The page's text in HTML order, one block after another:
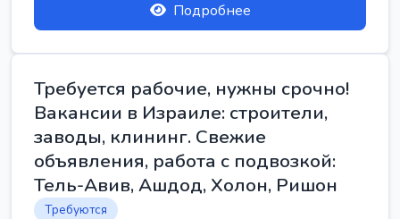
Подробнее
Требуется рабочие, нужны срочно!
Вакансии в Израиле: строители,
заводы, клининг. Свежие
объявления, работа с подвозкой:
Тель-Авив, Ашдод, Холон, Ришон
Требуются